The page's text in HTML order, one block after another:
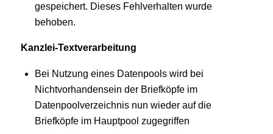
gespeichert. Dieses Fehlverhalten wurde
behoben.
Kanzlei-Textverarbeitung
Bei Nutzung eines Datenpools wird bei
Nichtvorhandensein der Briefköpfe im
Datenpoolverzeichnis nun wieder auf die
Briefköpfe im Hauptpool zugegriffen